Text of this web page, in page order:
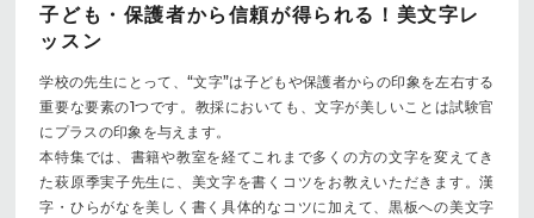
子ども・保護者から信頼が得られる！美文字レ
ッスン
学校の先生にとって、“文字”は子どもや保護者からの印象を左右する
重要な要素の1つです。教採においても、文字が美しいことは試験官
にプラスの印象を与えます。
本特集では、書籍や教室を経てこれまで多くの方の文字を変えてき
た萩原季実子先生に、美文字を書くコツをお教えいただきます。漢
字・ひらがなを美しく書く具体的なコツに加えて、黒板への美文字